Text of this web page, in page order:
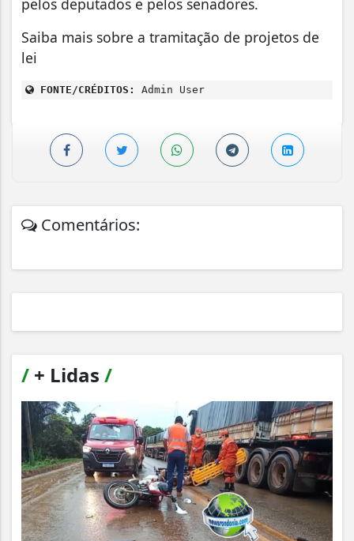
pelos deputados e pelos senadores.
Saiba mais sobre a tramitação de projetos de
lei
FONTE/CRÉDITOS: Admin User
Comentários:
/ + Lidas /